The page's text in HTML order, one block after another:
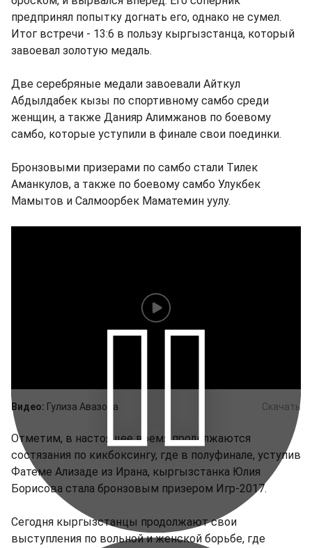
предпринял попытку догнать его, однако не сумел.
Итог встречи - 13:6 в пользу кыргызстанца, который
завоевал золотую медаль.
Две серебряные медали завоевали Айткул
Абдылдабек кызы по спортивному самбо среди
женщин, а также Данияр Алимжанов по боевому
самбо, которые уступили в финале свои поединки.
Бронзовыми призерами по самбо стали Тилек
Аманкулов, а также по боевому самбо Улукбек
Мамытов и Салмоорбек Маматемин уулу.
Скачать
Видео: Гулиза Авазова
Отметим, в настоящее время продолжаются
состязания по кикбоксингу, где в полуфинале, уступив
Фатеме Ализаде из Ирана, кыргызстанка Юлия
Борисова стала бронзовым призером Игр-2017.
Сегодня кыргызстанцы продолжают свои
выступления по вольной и женской борьбе, где